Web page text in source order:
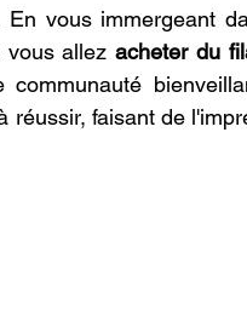
En vous immergeant
vous allez acheter du
réussir, faisant de